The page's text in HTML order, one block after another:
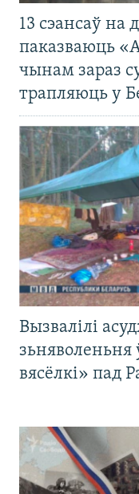
13 сэансаў на
паказваюць
чынам зараз
трапляюць у
Вызвалілі
зьняволеньня
вясёлкі» пад